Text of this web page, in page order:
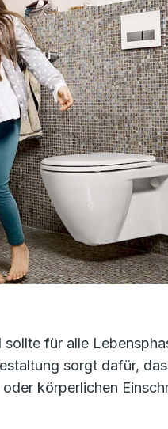
für alle
sorgt dafür,
körperlichen